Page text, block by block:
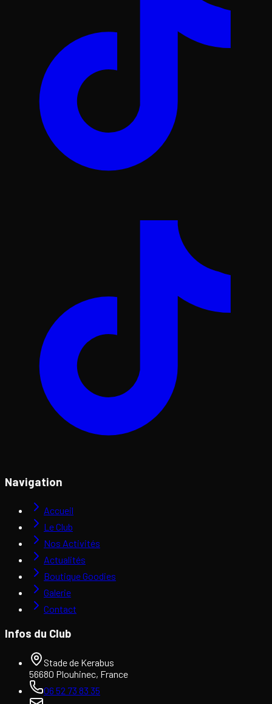
Navigation
Accueil
Le Club
Nos Activités
Actualités
Boutique Goodies
Galerie
Contact
Infos du Club
Stade de Kerabus
56680 Plouhinec, France
06 52 73 83 35